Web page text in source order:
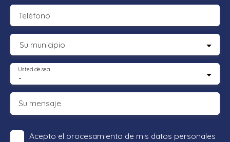
Teléfono
Su municipio
-
Usted desea
Su mensaje
Acepto el procesamiento de mis datos personales